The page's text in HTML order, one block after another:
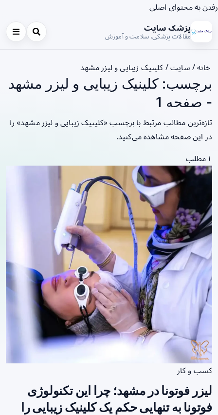
رفتن به محتوای اصلی
پزشک سایت
مقالات پزشکی، سلامت و آموزش
خانه/ سایت/ کلینیک زیبایی و لیزر مشهد
برچسب: کلینیک زیبایی و لیزر مشهد
- صفحه 1
تازه‌ترین مطالب مرتبط با برچسب «کلینیک زیبایی و لیزر مشهد» را
در این صفحه مشاهده می‌کنید.
۱ مطلب
کسب و کار
لیزر فوتونا در مشهد؛ چرا این تکنولوژی
فوتونا به تنهایی حکم یک کلینیک زیبایی را